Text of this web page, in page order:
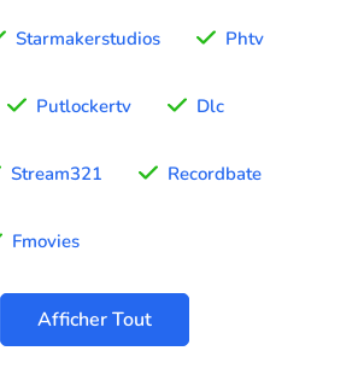
Starmakerstudios Phtv
Putlockertv Dlc
Stream321 Recordbate
Fmovies
Afficher Tout